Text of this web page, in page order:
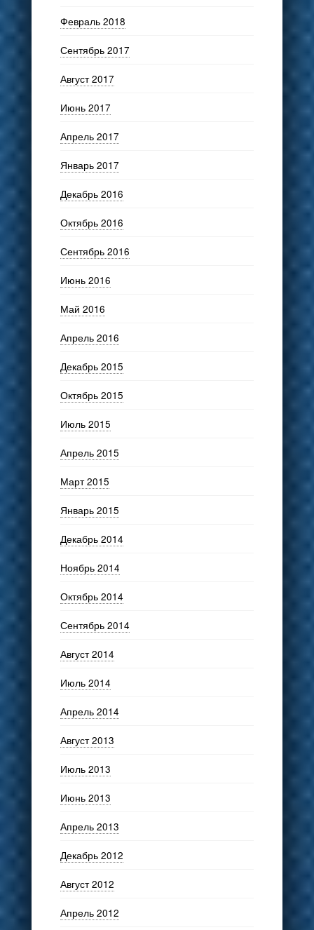
Февраль 2018
Сентябрь 2017
Август 2017
Июнь 2017
Апрель 2017
Январь 2017
Декабрь 2016
Октябрь 2016
Сентябрь 2016
Июнь 2016
Май 2016
Апрель 2016
Декабрь 2015
Октябрь 2015
Июль 2015
Апрель 2015
Март 2015
Январь 2015
Декабрь 2014
Ноябрь 2014
Октябрь 2014
Сентябрь 2014
Август 2014
Июль 2014
Апрель 2014
Август 2013
Июль 2013
Июнь 2013
Апрель 2013
Декабрь 2012
Август 2012
Апрель 2012